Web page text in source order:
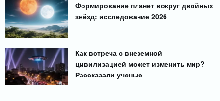
Формирование планет вокруг двойных
звёзд: исследование 2026
Как встреча с внеземной
цивилизацией может изменить мир?
Рассказали ученые